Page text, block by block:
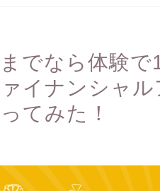
でなら体験
イナンシャ
てみた！